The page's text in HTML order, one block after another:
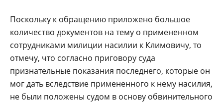
Поскольку к обращению приложено большое
количество документов на тему о примененном
сотрудниками милиции насилии к Климовичу, то
отмечу, что согласно приговору суда
признательные показания последнего, которые он
мог дать вследствие примененного к нему насилия,
не были положены судом в основу обвинительного